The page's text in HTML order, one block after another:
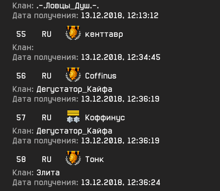
Клан: .-.Ловцы_Душ.-.
Дата получения: 13.12.2018, 12:13:12
55
RU
кенттавр
Клан:
Дата получения: 13.12.2018, 12:34:45
56
RU
Coffinus
Клан: Дегустатор_Кайфа
Дата получения: 13.12.2018, 12:36:19
57
RU
Коффинус
Клан: Дегустатор_Кайфа
Дата получения: 13.12.2018, 12:36:19
58
RU
Тонк
Клан: Элита
Дата получения: 13.12.2018, 12:36:24